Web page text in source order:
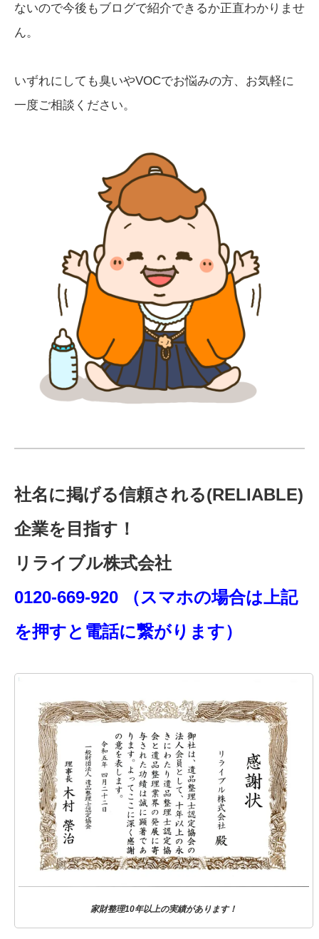
ないので今後もブログで紹介できるか正直わかりませ
ん。
いずれにしても臭いやVOCでお悩みの方、お気軽に
一度ご相談ください。
社名に掲げる信頼される(RELIABLE)
企業を目指す！
リライブル株式会社
0120-669-920 （スマホの場合は上記
を押すと電話に繋がります）
家財整理10年以上の実績があります！